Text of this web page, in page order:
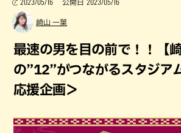
公開日
崎山 一葉
最速の男を目の前で！！【
の”12”がつながるスタジア
応援企画＞